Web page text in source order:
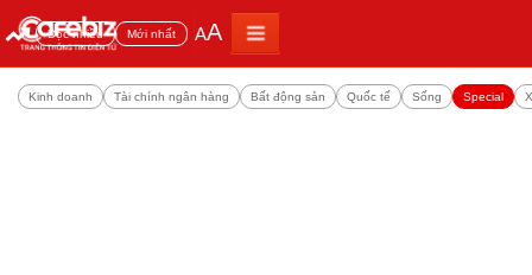
Đọc nhiều Mới nhất AA
Kinh doanh Tài chính ngân hàng Bất động sản Quốc tế Sống Special